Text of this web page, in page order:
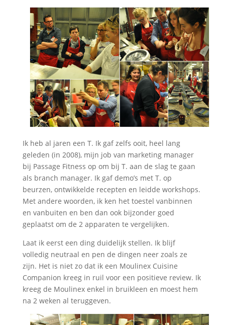
Ik heb al jaren een T. Ik gaf zelfs ooit, heel lang
geleden (in 2008), mijn job van marketing manager
bij Passage Fitness op om bij T. aan de slag te gaan
als branch manager. Ik gaf demo’s met T. op
beurzen, ontwikkelde recepten en leidde workshops.
Met andere woorden, ik ken het toestel vanbinnen
en vanbuiten en ben dan ook bijzonder goed
geplaatst om de 2 apparaten te vergelijken.
Laat ik eerst een ding duidelijk stellen. Ik blijf
volledig neutraal en pen de dingen neer zoals ze
zijn. Het is niet zo dat ik een Moulinex Cuisine
Companion kreeg in ruil voor een positieve review. Ik
kreeg de Moulinex enkel in bruikleen en moest hem
na 2 weken al teruggeven.